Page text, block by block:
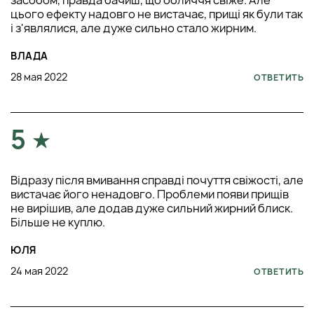
цього ефекту надовго не вистачає, прищі як були так
і з'являлися, але дуже сильно стало жирним.
ВЛАДА
28 мая 2022
ОТВЕТИТЬ
5
Відразу після вмивання справді почуття свіжості, але
вистачає його ненадовго. Проблеми появи прищів
не вирішив, але додав дуже сильний жирний блиск.
Більше не куплю.
ЮЛЯ
24 мая 2022
ОТВЕТИТЬ